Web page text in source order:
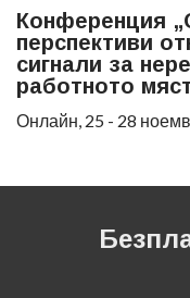
Конференция
перспективи
сигнали за
работното
Онлайн, 25 - 28